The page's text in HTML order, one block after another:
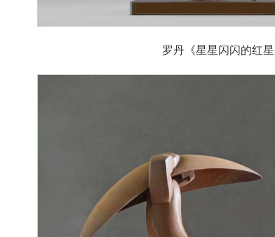
罗丹《星星闪闪的红